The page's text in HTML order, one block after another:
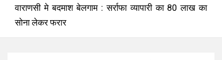
वाराणसी मे बदमाश बेलगाम : सर्राफा व्यापारी का 80 लाख का
सोना लेकर फरार